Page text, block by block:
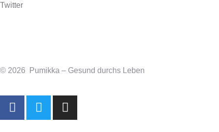
Twitter
© 2026 Pumikka – Gesund durchs Leben